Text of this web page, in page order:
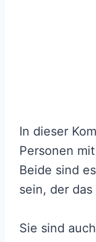
In dieser
Personen
Beide sind
sein, der
Sie sind